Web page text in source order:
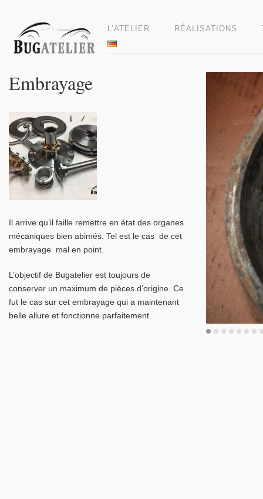
L’ATELIER RÉALISATIONS
Embrayage
Il arrive qu’il faille remettre en état des organes
mécaniques bien abimés. Tel est le cas de cet
embrayage mal en point.
L’objectif de Bugatelier est toujours de
conserver un maximum de pièces d’origine. Ce
fut le cas sur cet embrayage qui a maintenant
belle allure et fonctionne parfaitement